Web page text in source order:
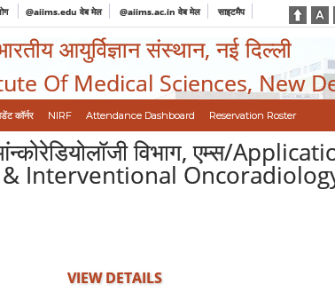
@aiims.edu वेब मेल @aiims.ac.in वेब मेल साइटमैप
आयुर्विज्ञान संस्थान, नई दिल्ली
Of Medical Sciences, New
कॉर्नर NIRF Attendance Dashboard Reservation Roster
विभाग, एम्स/
Interventional
VIEW DETAILS